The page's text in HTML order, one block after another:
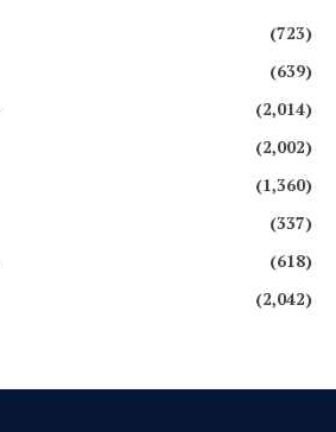
(723)
(639)
(2,014)
(2,002)
(1,360)
(337)
(618)
(2,042)